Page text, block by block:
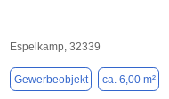
Espelkamp, 32339
Gewerbeobjekt ca. 6,00 m²